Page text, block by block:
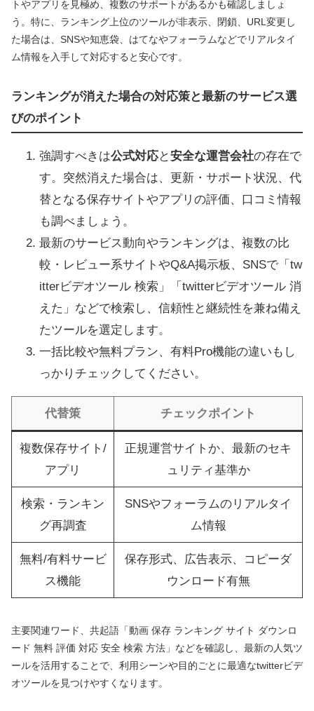
トやアプリを見極め、複数のサポートがあるかも確認しましょ
う。特に、ランキング上位のツールが非表示、閉鎖、URL変更し
た場合は、SNSや知恵袋、はてなやフォーラムなどでリアルタイ
ム情報を入手して対応すると安心です。
ランキングが消えた場合の対応策と最新のサービス選
びのポイント
強調すべきは公式対応と安全な運営会社の存在で
す。突然消えた場合は、更新・サポート状況、代
替となる保存サイトやアプリの評価、口コミ情報
も調べましょう。
最新のサービス動向やランキングは、複数の比
較・レビュー系サイトやQ&A掲示板、SNSで「tw
itterビデオツール 検索」「twitterビデオツール 消
えた」などで検索し、信頼性と継続性を兼ね備え
たツールを選定します。
一括比較や無料プラン、有料Pro機能の違いもし
っかりチェックしてください。
代替策 チェックポイント
複数保存サイト/
アプリ
正規運営サイトか、最新のセキ
ュリティ基準か
検索・ランキン
グ再調査
SNSやフォーラムのリアルタイ
ム情報
無料/有料サービ
ス機能
保存形式、広告表示、コピーダ
ウンロード有無
主要関連ワード、共起語「動画 保存 ランキング サイト ダウンロ
ード 無料 評価 対応 安全 検索 方法」などを確認し、最新の人気ツ
ールを活用することで、利用シーンや目的ごとに最適なtwitterビデ
オツールを見つけやすくなります。